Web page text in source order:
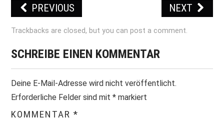
PREVIOUS NEXT
Trackbacks are closed, but you canpost a comment.
SCHREIBE EINEN KOMMENTAR
Deine E-Mail-Adresse wird nicht veröffentlicht.
Erforderliche Felder sind mit* markiert
KOMMENTAR*